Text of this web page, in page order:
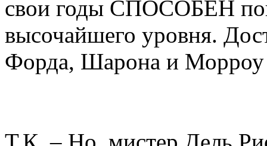
свои годы СПОСОБЕН
высочайшего уровня.
Форда, Шарона и Морроу